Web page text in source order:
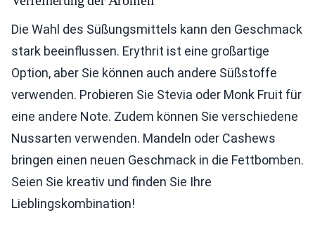
Die Wahl des Süßungsmittels kann den Geschmack
stark beeinflussen. Erythrit ist eine großartige
Option, aber Sie können auch andere Süßstoffe
verwenden. Probieren Sie Stevia oder Monk Fruit für
eine andere Note. Zudem können Sie verschiedene
Nussarten verwenden. Mandeln oder Cashews
bringen einen neuen Geschmack in die Fettbomben.
Seien Sie kreativ und finden Sie Ihre
Lieblingskombination!